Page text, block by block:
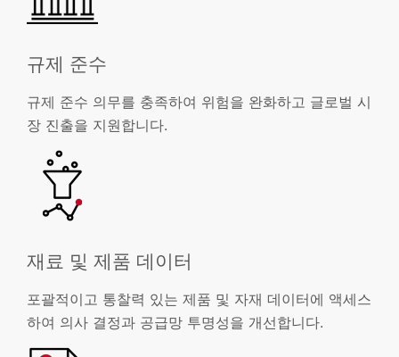
규제 준수
규제 준수 의무를 충족하여 위험을 완화하고 글로벌 시
장 진출을 지원합니다.
재료 및 제품 데이터
포괄적이고 통찰력 있는 제품 및 자재 데이터에 액세스
하여 의사 결정과 공급망 투명성을 개선합니다.